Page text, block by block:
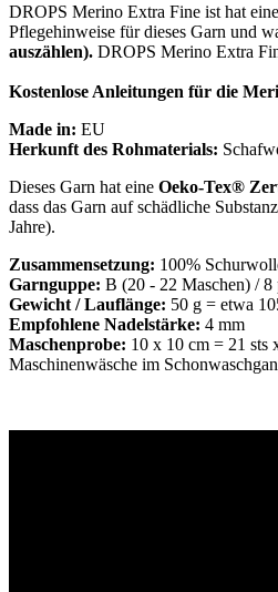
DROPS Merino Extra Fine ist hat
Pflegehinweise für dieses Garn und
auszählen). DROPS Merino Extra
Kostenlose Anleitungen für die
Made in: EU
Herkunft des Rohmaterials:
Dieses Garn hat eine Oeko-Tex®
dass das Garn auf schädliche
Jahre).
Zusammensetzung: 100%
Garnguppe: B (20 - 22 Maschen) /
Gewicht / Lauflänge: 50 g = etwa
Empfohlene Nadelstärke: 4 mm
Maschenprobe: 10 x 10 cm = 21 sts
Maschinenwäsche im